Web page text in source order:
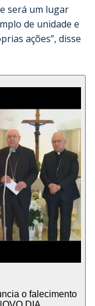
será um lugar
de unidade e
ações”, disse
o falecimento